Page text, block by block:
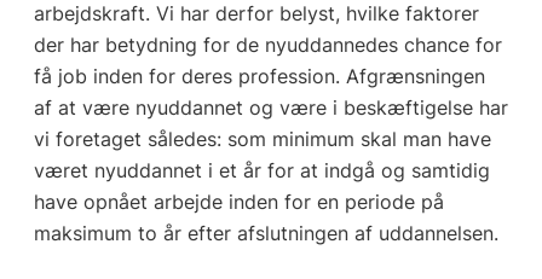
arbejdskraft. Vi har derfor belyst, hvilke faktorer
der har betydning for de nyuddannedes chance for
få job inden for deres profession. Afgrænsningen
af at være nyuddannet og være i beskæftigelse har
vi foretaget således: som minimum skal man have
været nyuddannet i et år for at indgå og samtidig
have opnået arbejde inden for en periode på
maksimum to år efter afslutningen af uddannelsen.